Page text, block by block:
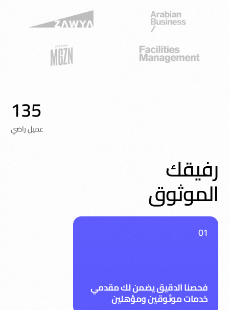
135
عميل راضي
رفيقك
الموثوق
01
فحصنا الدقيق يضمن لك مقدمي
خدمات موثوقين ومؤهلين